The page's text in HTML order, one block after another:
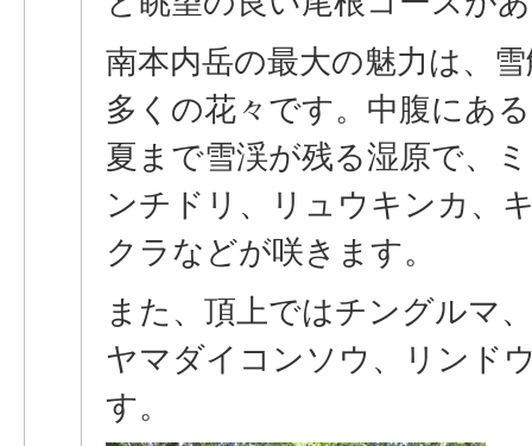
南本内岳の最大の魅力は、
多くの花々です。中腹にあ
夏まで雪渓が残る湿原で、
ンチドリ、リュウキンカ、
クラなどが咲きます。
また、頂上ではチングルマ
ヤマダイコンソウ、リンド
す。